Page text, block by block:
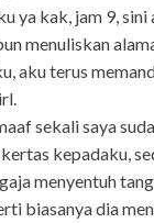
ya kak, jam 9, sini
menuliskan
aku terus
sekali saya
kepadaku,
menyentuh
biasanya dia